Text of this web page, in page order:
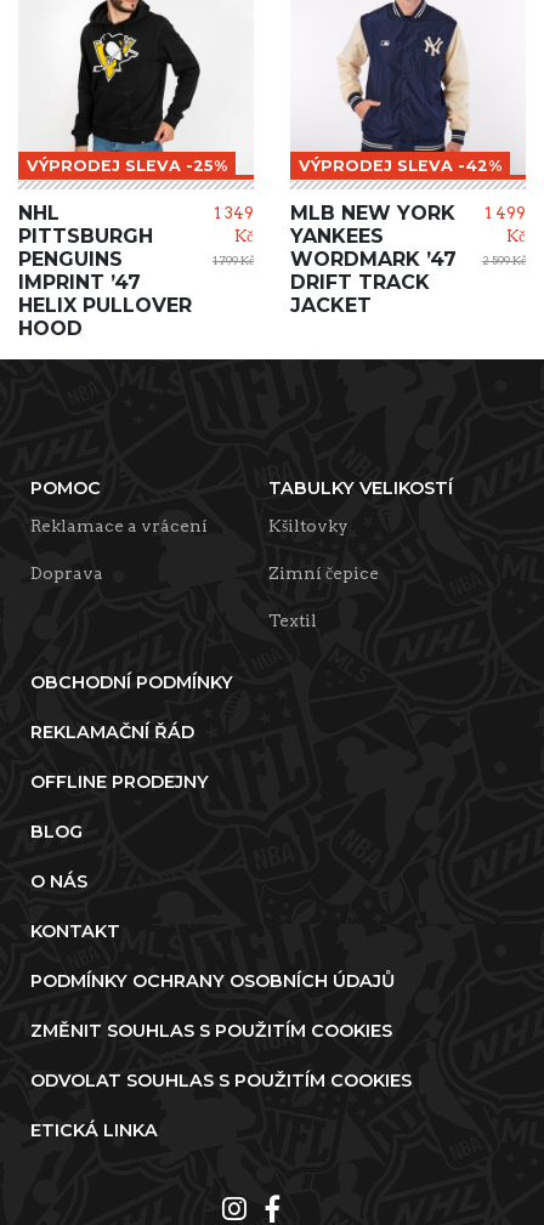
VÝPRODEJ SLEVA -25%
NHL
PITTSBURGH
PENGUINS
IMPRINT ’47
HELIX PULLOVER
HOOD
1 349
Kč
1 799 Kč
VÝPRODEJ SLEVA -42%
MLB NEW YORK
YANKEES
WORDMARK ’47
DRIFT TRACK
JACKET
1 499
Kč
2 599 Kč
POMOC
Reklamace a vrácení
Doprava
TABULKY VELIKOSTÍ
Kšiltovky
Zimní čepice
Textil
OBCHODNÍ PODMÍNKY
REKLAMAČNÍ ŘÁD
OFFLINE PRODEJNY
BLOG
O NÁS
KONTAKT
PODMÍNKY OCHRANY OSOBNÍCH ÚDAJŮ
ZMĚNIT SOUHLAS S POUŽITÍM COOKIES
ODVOLAT SOUHLAS S POUŽITÍM COOKIES
ETICKÁ LINKA